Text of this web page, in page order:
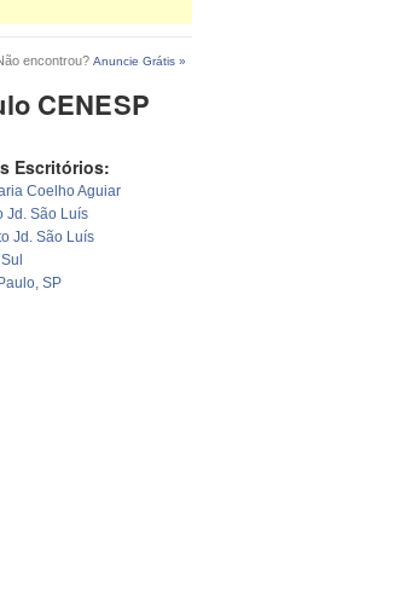
encontrou? Anuncie Grátis »
CENESP
Escritórios:
Coelho Aguiar
Jd. São Luís
Jd. São Luís
SP